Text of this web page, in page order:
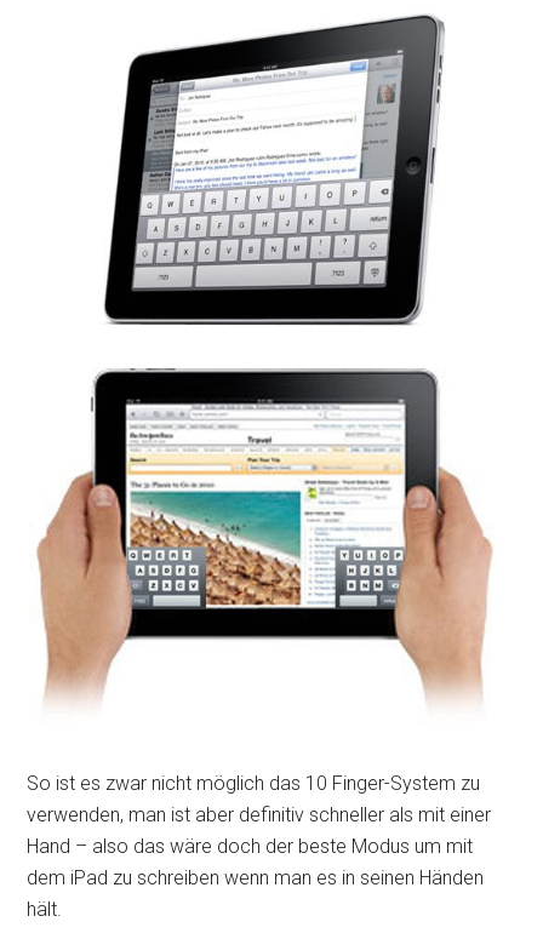
So ist es zwar nicht möglich das 10 Finger-System zu
verwenden, man ist aber definitiv schneller als mit einer
Hand – also das wäre doch der beste Modus um mit
dem iPad zu schreiben wenn man es in seinen Händen
hält.